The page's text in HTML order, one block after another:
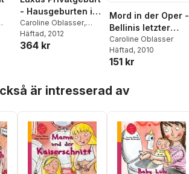
- Hausgeburten in
Wort und Bild
Caroline Oblasser,
Martina Eirich
Häftad, 2012
364 kr
Mord in der Oper -
Bellinis letzter
Vorhang. Ein
historischer
Kriminalroman
Belcanto und
Oper 'Norma'
Caroline Oblasser
Häftad, 2010
151 kr
är intresserad av